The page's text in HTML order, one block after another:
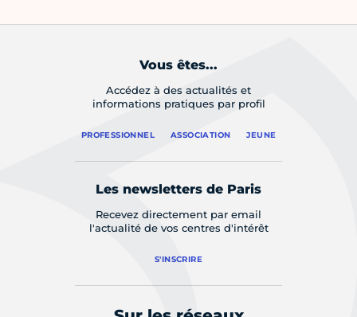
Vous êtes...
Accédez à des actualités et
informations pratiques par profil
PROFESSIONNEL ASSOCIATION JEUNE
Les newsletters de Paris
Recevez directement par email
l'actualité de vos centres d'intérêt
S'INSCRIRE